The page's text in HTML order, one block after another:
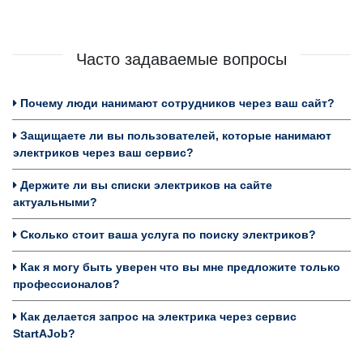
Часто задаваемые вопросы
Почему люди нанимают сотрудников через ваш сайт?
Защищаете ли вы пользователей, которые нанимают
электриков через ваш сервис?
Держите ли вы списки электриков на сайте
актуальными?
Сколько стоит ваша услуга по поиску электриков?
Как я могу быть уверен что вы мне предложите только
профессионалов?
Как делается запрос на электрика через сервис
StartAJob?